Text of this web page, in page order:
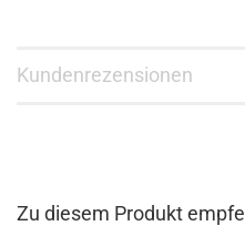
Kundenrezensionen
Zu diesem Produkt